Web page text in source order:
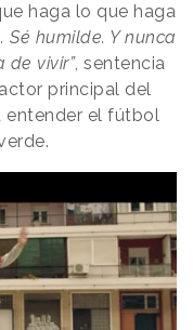
haga lo que haga
Sé humilde. Y nunca
de vivir”, sentencia
principal del
entender el fútbol